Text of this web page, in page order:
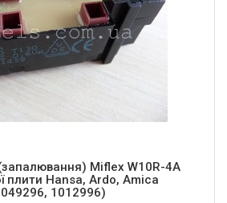
Miflex W10R-4A
плити Hansa, Ardo, Amica
1012996)